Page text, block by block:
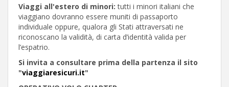
Viaggi all'estero di minori: tutti i minori italiani che
viaggiano dovranno essere muniti di passaporto
individuale oppure, qualora gli Stati attraversati ne
riconoscano la validità, di carta d’identità valida per
l’espatrio.
Si invita a consultare prima della partenza il sito
"viaggiaresicuri.it"